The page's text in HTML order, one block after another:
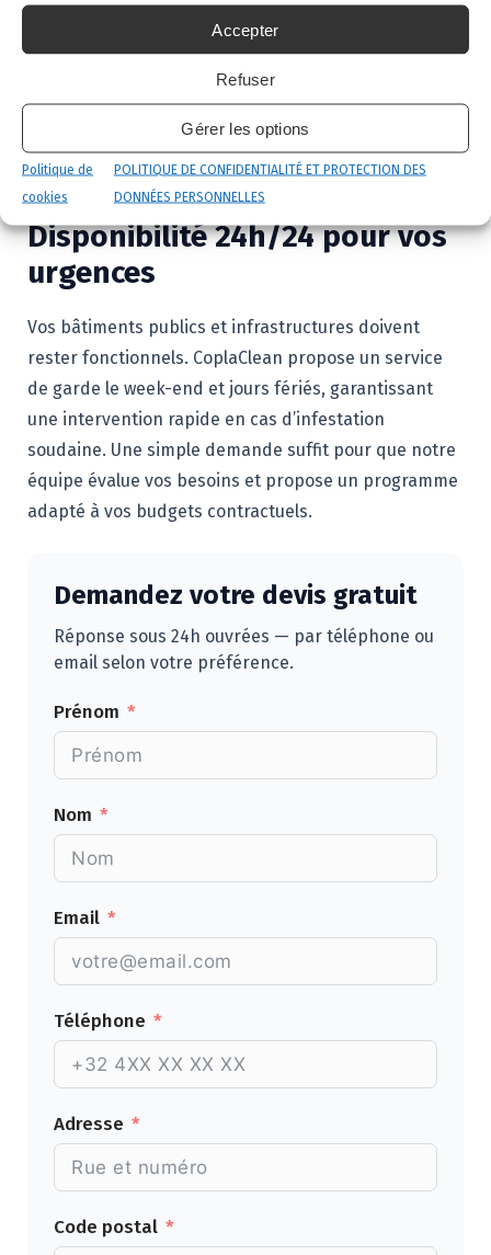
Accepter
Refuser
Gérer les options
Politique de
cookies
POLITIQUE DE CONFIDENTIALITÉ ET PROTECTION DES
DONNÉES PERSONNELLES
réclament des niveaux élevés de prévention, d’autres
du simple contrôle : nous nous adaptons à chaque
programmes de nettoyage sur mesure, entièrement
modulables et à la carte.
Disponibilité 24h/24 pour vos
urgences
Vos bâtiments publics et infrastructures doivent
rester fonctionnels. CoplaClean propose un service
de garde le week-end et jours fériés, garantissant
une intervention rapide en cas d’infestation
soudaine. Une simple demande suffit pour que notre
équipe évalue vos besoins et propose un programme
adapté à vos budgets contractuels.
Demandez votre devis gratuit
Réponse sous 24h ouvrées — par téléphone ou
email selon votre préférence.
Prénom
Nom
Email
Téléphone
Adresse
Code postal